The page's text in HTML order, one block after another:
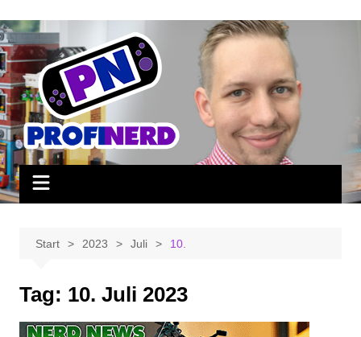
Inhalt
springen
Start 2023 Juli 10.
Tag: 10. Juli 2023